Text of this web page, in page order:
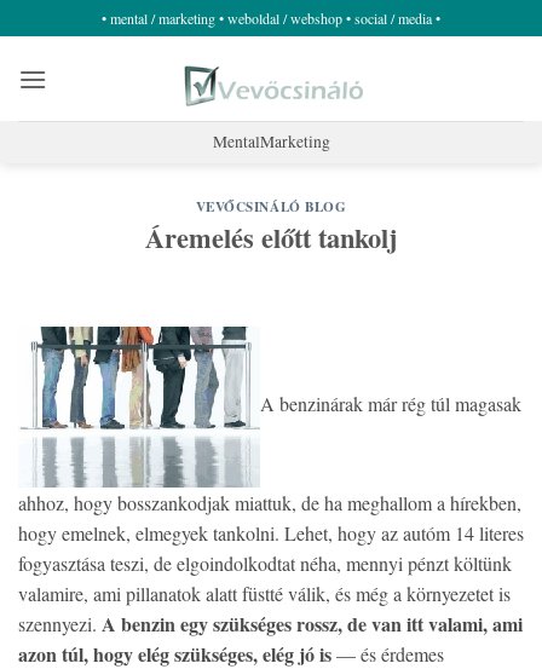
to
content
• mental / marketing • weboldal / webshop • social / media •
MentalMarketing
VEVŐCSINÁLÓ BLOG
Áremelés előtt tankolj
A benzinárak már rég túl magasak
ahhoz, hogy bosszankodjak miattuk, de ha meghallom a hírekben,
hogy emelnek, elmegyek tankolni. Lehet, hogy az autóm 14 literes
fogyasztása teszi, de elgoindolkodtat néha, mennyi pénzt költünk
valamire, ami pillanatok alatt füstté válik, és még a környezetet is
szennyezi. A benzin egy szükséges rossz, de van itt valami, ami
azon túl, hogy elég szükséges, elég jó is— és érdemes